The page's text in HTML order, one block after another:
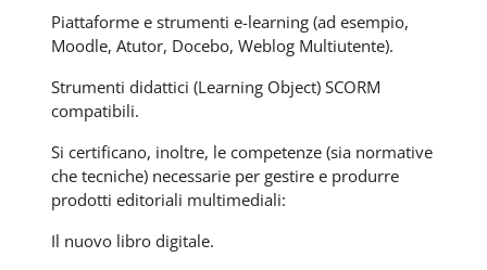
Piattaforme e strumenti e-learning (ad esempio,
Moodle, Atutor, Docebo, Weblog Multiutente).
Strumenti didattici (Learning Object) SCORM
compatibili.
Si certificano, inoltre, le competenze (sia normative
che tecniche) necessarie per gestire e produrre
prodotti editoriali multimediali:
Il nuovo libro digitale.